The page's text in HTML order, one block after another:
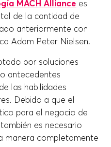
MACH Alliance es
de la cantidad de
anteriormente con
Adam Peter Nielsen.
por soluciones
antecedentes
las habilidades
Debido a que el
para el negocio de
es necesario
manera completamente